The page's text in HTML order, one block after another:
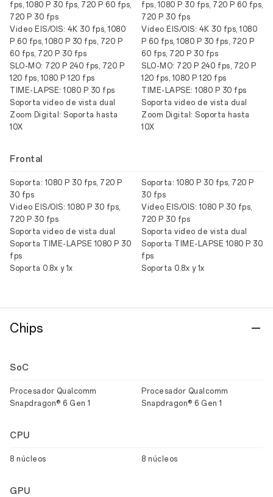
fps, 1080 P 30 fps, 720 P 60 fps,
720 P 30 fps
Video EIS/OIS: 4K 30 fps, 1080
P 60 fps, 1080 P 30 fps, 720 P
60 fps, 720 P 30 fps
SLO-MO: 720 P 240 fps, 720 P
120 fps, 1080 P 120 fps
TIME-LAPSE: 1080 P 30 fps
Soporta video de vista dual
Zoom Digital: Soporta hasta
10X
fps, 1080 P 30 fps, 720 P 60 fps,
720 P 30 fps
Video EIS/OIS: 4K 30 fps, 1080
P 60 fps, 1080 P 30 fps, 720 P
60 fps, 720 P 30 fps
SLO-MO: 720 P 240 fps, 720 P
120 fps, 1080 P 120 fps
TIME-LAPSE: 1080 P 30 fps
Soporta video de vista dual
Zoom Digital: Soporta hasta
10X
Frontal
Soporta: 1080 P 30 fps, 720 P
30 fps
Video EIS/OIS: 1080 P 30 fps,
720 P 30 fps
Soporta video de vista dual
Soporta TIME-LAPSE 1080 P 30
fps
Soporta 0.8x y 1x
Soporta: 1080 P 30 fps, 720 P
30 fps
Video EIS/OIS: 1080 P 30 fps,
720 P 30 fps
Soporta video de vista dual
Soporta TIME-LAPSE 1080 P 30
fps
Soporta 0.8x y 1x
Chips
SoC
Procesador Qualcomm
Snapdragon® 6 Gen 1
Procesador Qualcomm
Snapdragon® 6 Gen 1
CPU
8 núcleos 8 núcleos
GPU